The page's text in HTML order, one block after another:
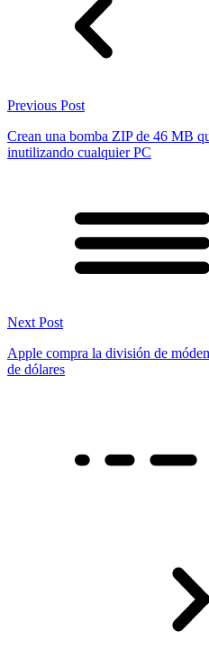
Previous Post
Crean una bomba ZIP de 46 MB
inutilizando cualquier PC
Next Post
Apple compra la división de
de dólares